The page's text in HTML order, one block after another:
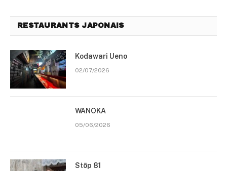
RESTAURANTS JAPONAIS
Kodawari Ueno
02/07/2026
WANOKA
05/06/2026
Stōp 81